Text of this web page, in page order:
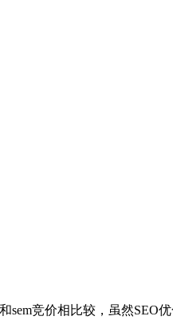
竞价相比较，虽然